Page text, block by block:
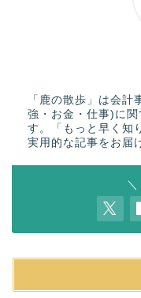
「鹿の散歩」は会
強・お金・仕事)に
す。「もっと早く知
実用的な記事をお届